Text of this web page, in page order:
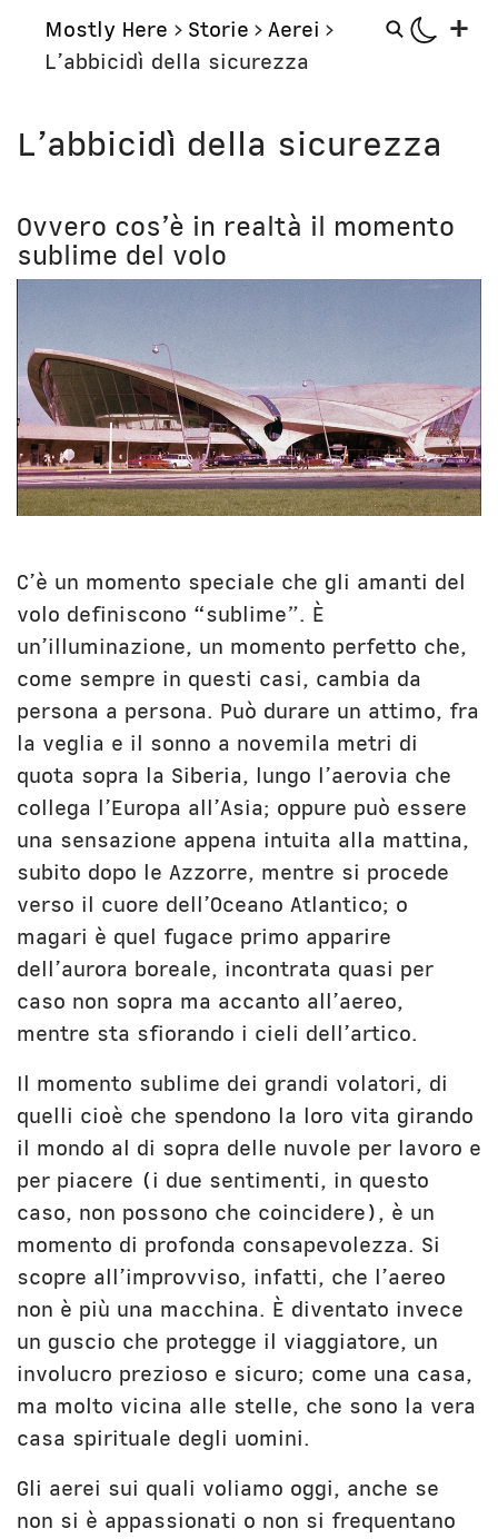
Mostly Here > Storie > Aerei >
L’abbicidì della sicurezza
+
Mostly
Mostly Friends
Il Posto di Antonio
Storie
Aerei
Computer
Il Culto della Mela
Narrazioni
Lavori in corso
Nausicaa
Corsi
Unicatt
Unibg
Bio
In prima persona
In terza persona
L’abbicidì della sicurezza
Ovvero cos’è in realtà il momento
sublime del volo
C’è un momento speciale che gli amanti del
volo definiscono “sublime”. È
un’illuminazione, un momento perfetto che,
come sempre in questi casi, cambia da
persona a persona. Può durare un attimo, fra
la veglia e il sonno a novemila metri di
quota sopra la Siberia, lungo l’aerovia che
collega l’Europa all’Asia; oppure può essere
una sensazione appena intuita alla mattina,
subito dopo le Azzorre, mentre si procede
verso il cuore dell’Oceano Atlantico; o
magari è quel fugace primo apparire
dell’aurora boreale, incontrata quasi per
caso non sopra ma accanto all’aereo,
mentre sta sfiorando i cieli dell’artico.
Il momento sublime dei grandi volatori, di
quelli cioè che spendono la loro vita girando
il mondo al di sopra delle nuvole per lavoro e
per piacere (i due sentimenti, in questo
caso, non possono che coincidere), è un
momento di profonda consapevolezza. Si
scopre all’improvviso, infatti, che l’aereo
non è più una macchina. È diventato invece
un guscio che protegge il viaggiatore, un
involucro prezioso e sicuro; come una casa,
ma molto vicina alle stelle, che sono la vera
casa spirituale degli uomini.
Gli aerei sui quali voliamo oggi, anche se
non si è appassionati o non si frequentano